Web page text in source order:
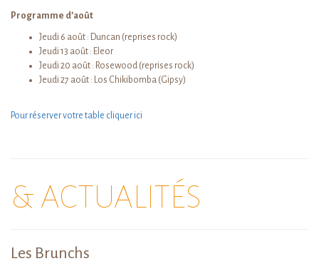
Programme d’août
Jeudi 6 août : Duncan (reprises rock)
Jeudi 13 août : Eleor
Jeudi 20 août : Rosewood (reprises rock)
Jeudi 27 août : Los Chikibomba (Gipsy)
Pour réserver votre table cliquer ici
& ACTUALITÉS
Les Brunchs